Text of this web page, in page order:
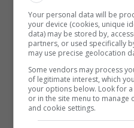
Sebbene siano più
hanno una forza da
maggiore a quella
arborei e terrestri,
tempo sugli alberi e
Your personal data will be
your device (cookies, unique
data) may be stored by,
partners, or used specifically
may use precise geolocation
Some vendors may process
of legitimate interest, which
your options below. Look for
or in the site menu to manage
and cookie settings.